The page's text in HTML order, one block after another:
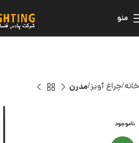
منو
خانه چراغ آویز مدرن
ناموجود